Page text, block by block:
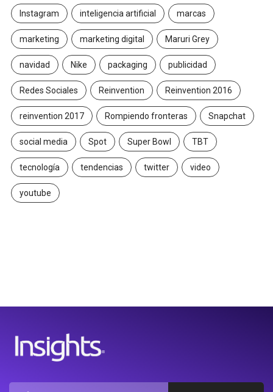
Instagram inteligencia artificial marcas
marketing marketing digital Maruri Grey
navidad Nike packaging publicidad
Redes Sociales Reinvention Reinvention 2016
reinvention 2017 Rompiendo fronteras Snapchat
social media Spot Super Bowl TBT
tecnología tendencias twitter video
youtube